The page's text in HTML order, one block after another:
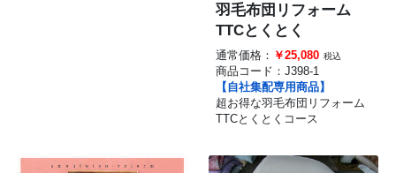
羽毛布団リフォーム
TTCとくとく
通常価格： ￥25,080 税込
商品コード： J398-1
【自社集配専用商品】
超お得な羽毛布団リフォーム
TTCとくとくコース